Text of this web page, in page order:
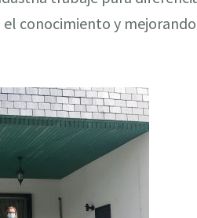
conocimiento y